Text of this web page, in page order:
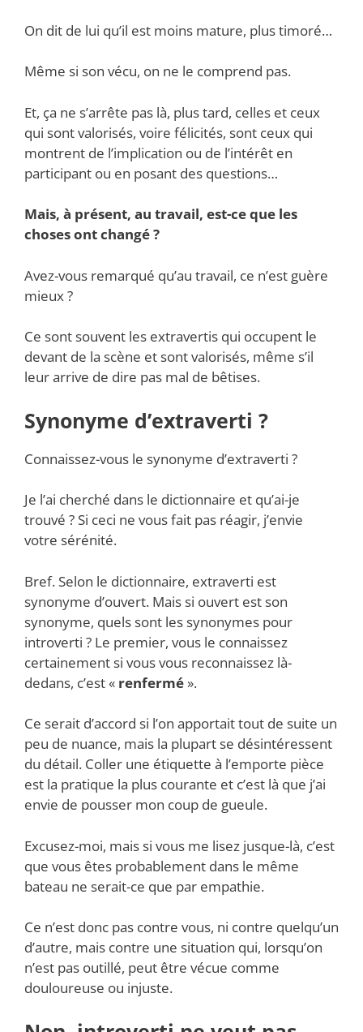
On dit de lui qu’il est moins mature, plus timoré…
Même si son vécu, on ne le comprend pas.
Et, ça ne s’arrête pas là, plus tard, celles et ceux
qui sont valorisés, voire félicités, sont ceux qui
montrent de l’implication ou de l’intérêt en
participant ou en posant des questions…
Mais, à présent, au travail, est-ce que les
choses ont changé ?
Avez-vous remarqué qu’au travail, ce n’est guère
mieux ?
Ce sont souvent les extravertis qui occupent le
devant de la scène et sont valorisés, même s’il
leur arrive de dire pas mal de bêtises.
Synonyme d’extraverti ?
Connaissez-vous le synonyme d’extraverti ?
Je l’ai cherché dans le dictionnaire et qu’ai-je
trouvé ? Si ceci ne vous fait pas réagir, j’envie
votre sérénité.
Bref. Selon le dictionnaire, extraverti est
synonyme d’ouvert. Mais si ouvert est son
synonyme, quels sont les synonymes pour
introverti ? Le premier, vous le connaissez
certainement si vous vous reconnaissez là-
dedans, c’est « renfermé ».
Ce serait d’accord si l’on apportait tout de suite un
peu de nuance, mais la plupart se désintéressent
du détail. Coller une étiquette à l’emporte pièce
est la pratique la plus courante et c’est là que j’ai
envie de pousser mon coup de gueule.
Excusez-moi, mais si vous me lisez jusque-là, c’est
que vous êtes probablement dans le même
bateau ne serait-ce que par empathie.
Ce n’est donc pas contre vous, ni contre quelqu’un
d’autre, mais contre une situation qui, lorsqu’on
n’est pas outillé, peut être vécue comme
douloureuse ou injuste.